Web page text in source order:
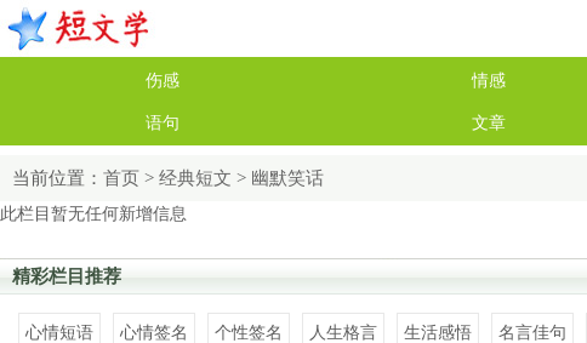
伤感 情感
语句 文章
当前位置： 首页 > 经典短文 > 幽默笑话
此栏目暂无任何新增信息
精彩栏目推荐
心情短语 心情签名 个性签名 人生格言 生活感悟 名言佳句